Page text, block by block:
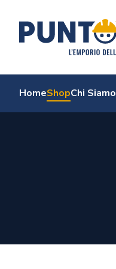
HomeShopChi Siamo